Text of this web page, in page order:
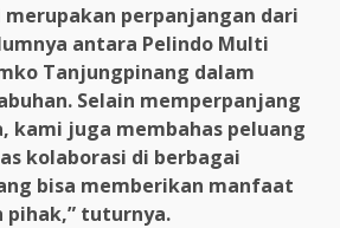
merupakan perpanjangan dari
antara Pelindo Multi
Tanjungpinang dalam
Selain memperpanjang
kami juga membahas peluang
kolaborasi di berbagai
bisa memberikan manfaat
pihak,” tuturnya.